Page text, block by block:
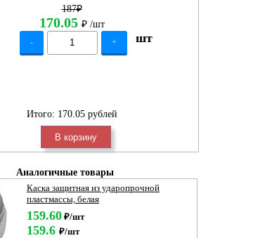
187₽
170.05 ₽ /шт
- + шт
Итого: 170.05 рублей
В корзину
Аналогичные товары
Каска защитная из ударопрочной
пластмассы, белая
159.60₽/шт
159.6 ₽/шт